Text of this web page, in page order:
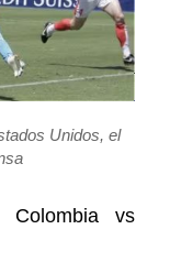
Unidos, el
Colombia vs